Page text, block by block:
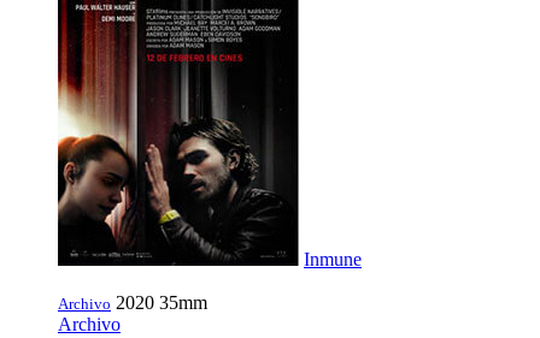
Inmune
Archivo 2020 35mm
Archivo